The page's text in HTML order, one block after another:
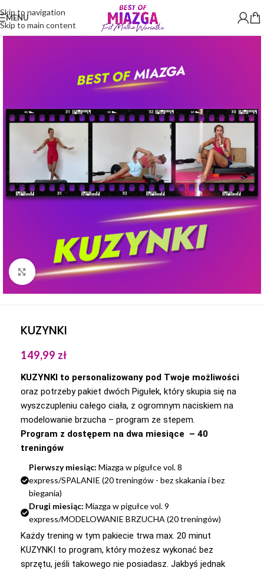
Skip to navigation
Skip to main content
MENU
Kliknij aby powiększyć
KUZYNKI
149,99 zł
KUZYNKI to personalizowany pod Twoje możliwości
oraz potrzeby pakiet dwóch Pigułek, który skupia się na
wyszczupleniu całego ciała, z ogromnym naciskiem na
modelowanie brzucha – program ze stepem.
Program z dostępem na dwa miesiące – 40
treningów
Pierwszy miesiąc: Miazga w pigułce vol. 8
express/SPALANIE (20 treningów - bez skakania i bez
biegania)
Drugi miesiąc: Miazga w pigułce vol. 9
express/MODELOWANIE BRZUCHA (20 treningów)
Każdy trening w tym pakiecie trwa max. 20 minut
KUZYNKI to program, który możesz wykonać bez
sprzętu, jeśli takowego nie posiadasz. Jakbyś jednak